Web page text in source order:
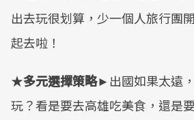
出去玩很划算，少一個人旅行團
起去啦！
★多元選擇策略►出國如果太遠
玩？看是要去高雄吃美食，還是